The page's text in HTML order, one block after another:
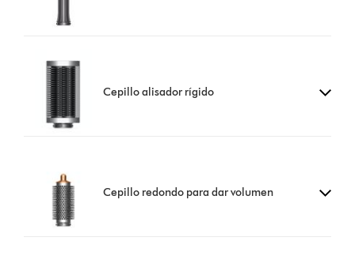
Cepillo alisador rígido
Cepillo redondo para dar volumen